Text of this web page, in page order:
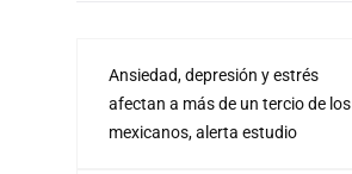
Ansiedad, depresión y estrés
afectan a más de un tercio de los
mexicanos, alerta estudio